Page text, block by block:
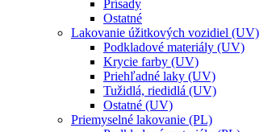
Prísady
Ostatné
Lakovanie úžitkových vozidiel (UV)
Podkladové materiály (UV)
Krycie farby (UV)
Priehľadné laky (UV)
Tužidlá, riedidlá (UV)
Ostatné (UV)
Priemyselné lakovanie (PL)